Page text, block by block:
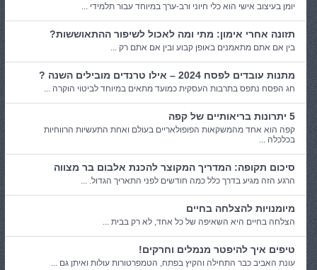
יומן בעיצוב אישי הוא כלי חיוני ורב-ערך במיוחד עבור תלמידי ...
תזונה אחרי אימון: מתי ומה לאכול לשיפור ההתאוששות?
בין אם אתם מתאמנים באופן קבוע ובין אם אתם רק ...
מתנות עובדים לפסח 2024 – אילו טרנדים מובילים השנה ?
חג הפסח נתפס בתרבות העסקית כמועד מתאים במיוחד לביטוי הוקרה ...
5 יתרונות בריאותיים של קפה
קפה הוא אחד מהמשקאות הפופולאריים בעולם ואחת התעשיות הרווחיות
בכלכלה ...
סיכום תקופה: המדריך המקוצר להכנת אלבום בר מצווה
הרגע הזה מגיע בדרך כלל כמה חודשים לפני התאריך הגדול. ...
מיומנויות להצלחה בחיים
הצלחה בחיים היא השאיפה של כל אחד, לא רק בבית ...
טיפים איך להיפטר מנמלים וחרקים!
עונת האביב כבר התחילה והקיץ בפתח, הטמפרטורות עולות ואיתן גם ...